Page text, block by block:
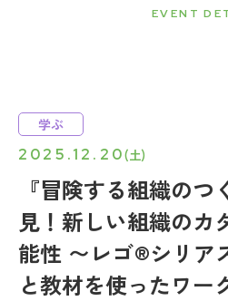
EVENT
『冒険する組織の
見！新しい組織のカ
能性 〜レゴ®シリア
と教材を使ったワー
2025.12.20(土)
学ぶ